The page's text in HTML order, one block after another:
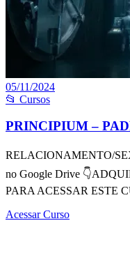
05/11/2024
📂 Cursos
PRINCIPIUM –
RELACIONAMENTO/
no Google Drive
PARA ACESSAR ESTE
Acessar Curso